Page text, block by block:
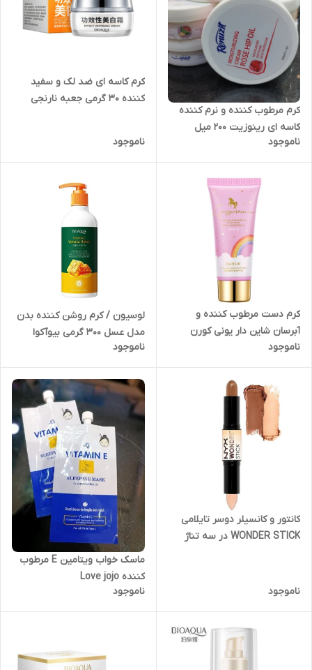
کرم مرطوب کننده و نرم کننده
کاسه ای رینوزیت 200 میل
ناموجود
کرم کاسه ای ضد لک و سفید
کننده 30 گرمی جعبه نارنجی
ناموجود
کرم دست مرطوب کننده و
آبرسان شاین دار یونی کورن
BAURSDE
ناموجود
لوسیون / کرم روشن کننده بدن
مدل عسل 300 گرمی بیوآکوا
BIOAQUA
ناموجود
کانتور و کانسیلر دوسر تایلامی
WONDER STICK در سه تناژ
ناموجود
ماسک خواب ویتامین E مرطوب
کننده Love jojo
ناموجود